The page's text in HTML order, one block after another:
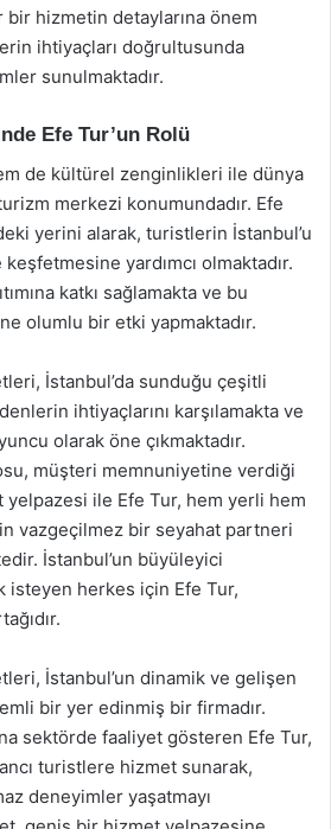
bir hizmetin detaylarına önem
ihtiyaçları doğrultusunda
sunulmaktadır.
Efe Tur’un Rolü
de kültürel zenginlikleri ile dünya
merkezi konumundadır. Efe
yerini alarak, turistlerin İstanbul’u
keşfetmesine yardımcı olmaktadır.
katkı sağlamakta ve bu
olumlu bir etki yapmaktadır.
İstanbul’da sunduğu çeşitli
ihtiyaçlarını karşılamakta ve
olarak öne çıkmaktadır.
müşteri memnuniyetine verdiği
ile Efe Tur, hem yerli hem
vazgeçilmez bir seyahat partneri
İstanbul’un büyüleyici
isteyen herkes için Efe Tur,
İstanbul’un dinamik ve gelişen
bir yer edinmiş bir firmadır.
sektörde faaliyet gösteren Efe Tur,
turistlere hizmet sunarak,
deneyimler yaşatmayı